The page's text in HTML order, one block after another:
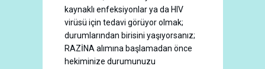
kaynaklı enfeksiyonlar ya da HIV
virüsü için tedavi görüyor olmak;
durumlarından birisini yaşıyorsanız;
RAZİNA alımına başlamadan önce
hekiminize durumunuzu